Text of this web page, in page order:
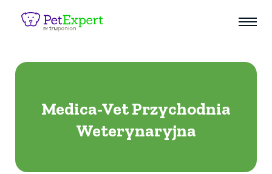
Medica-Vet Przychodnia
Weterynaryjna